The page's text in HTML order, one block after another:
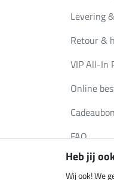
Levering
Retour &
VIP All-In
Online
FAQ
Heb jij
Wij ook! We